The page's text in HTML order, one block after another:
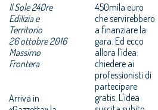
Il Sole 24Ore
Edilizia e
Territorio
26 ottobre 2016
Massimo
Frontera
Arriva in
450mila euro
che servirebbero
a finanziare la
gara. Ed ecco
allora l'idea:
chiedere ai
professionisti di
partecipare
gratis. L'idea